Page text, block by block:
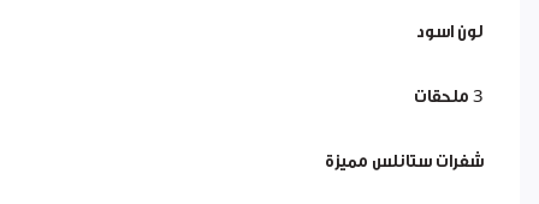
لون اسود
3 ملحقات
شفرات ستانلس مميزة